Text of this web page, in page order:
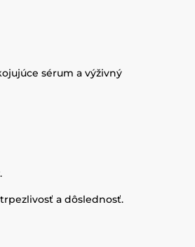
sérum a výživný
a dôslednosť.